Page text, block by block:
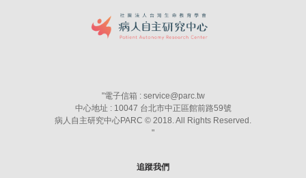
"電子信箱 : service@parc.tw
中心地址 : 10047 台北市中正區館前路59號
病人自主研究中心PARC © 2018. All Rights Reserved.
"
追蹤我們